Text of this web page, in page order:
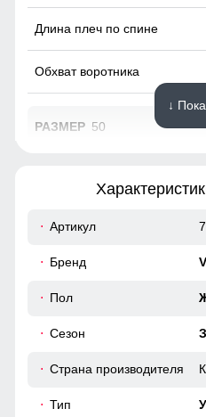
50
↓
Артикул
Бренд
Пол
Сезон
Страна производителя
Тип